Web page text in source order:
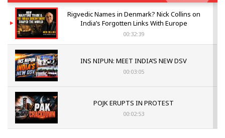
Rigvedic Names in Denmark? Nick Collins on
India’s Forgotten Links With Europe
00:32:39
INS NIPUN: MEET INDIA’S NEW DSV
00:03:05
POJK ERUPTS IN PROTEST
00:02:53